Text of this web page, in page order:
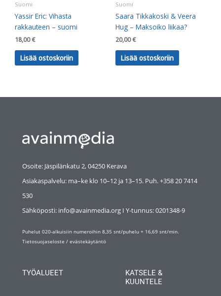
Suomi
Yassir Eric: Vihasta
rakkauteen – suomi
18,00€
Lisää ostoskoriin
Suomi
Saara Tikkakoski & Veera
Hug – Maksoiko liikaa?
20,00€
Lisää ostoskoriin
Osoite: Jäspilänkatu 2, 04250 Kerava
Asiakaspalvelu: ma–ke klo 10–12 ja 13–15. Puh. +358 20 7414
530
Sähköposti: info@avainmedia.org I Y-tunnus:0201348-9
Puhelut 020-alkuisiin numeroihin 8,35 snt/puhelu + 16,69 snt/min.
Tietosuojaseloste / evästekäytäntö
TYÖALUEET
KATSELE &
KUUNTELE